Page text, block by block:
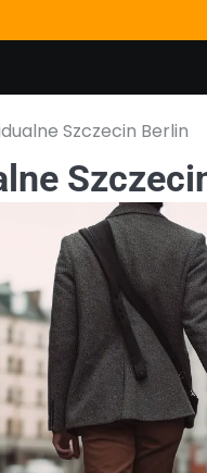
Szczecin Berlin